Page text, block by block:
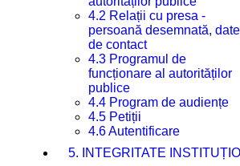
4.2 Relații cu presa -
persoană desemnată, date
de contact
4.3 Programul de
funcționare al autorităților
publice
4.4 Program de audiențe
4.5 Petiții
4.6 Autentificare
5. INTEGRITATE